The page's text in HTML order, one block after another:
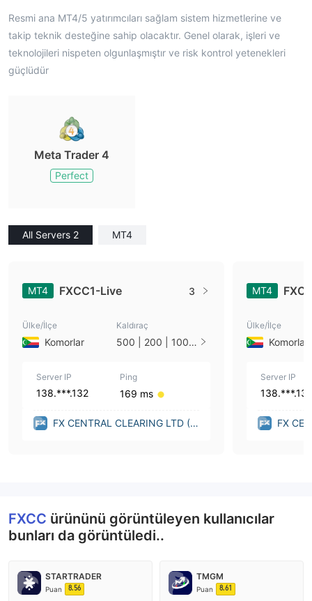
Resmi ana MT4/5 yatırımcıları sağlam sistem hizmetlerine ve
takip teknik desteğine sahip olacaktır. Genel olarak, işleri ve
teknolojileri nispeten olgunlaşmıştır ve risk kontrol yetenekleri
güçlüdür
Meta Trader 4
Perfect
All Servers 2 MT4
MT4 FXCC1-Live 3
Ülke/İlçe
Komorlar
Kaldıraç
500 | 200 | 100 |
| 1
Server IP
138.***.132
Ping
169 ms
FX CENTRAL CLEARING LTD (U
MT4
Ülke/İlçe
Komorlar
Server IP
FX
FXCC ürününü görüntüleyen kullanıcılar
bunları da görüntüledi..
STARTRADER
Puan 8.56
TMGM
Puan 8.61